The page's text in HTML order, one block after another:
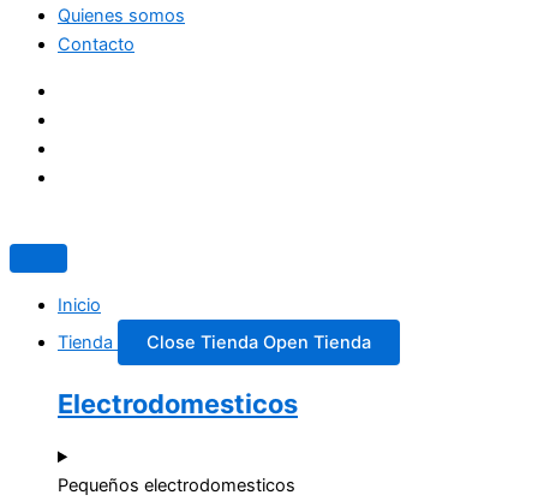
Quienes somos
Contacto
Inicio
Tienda
Close Tienda Open Tienda
Electrodomesticos
Pequeños electrodomesticos